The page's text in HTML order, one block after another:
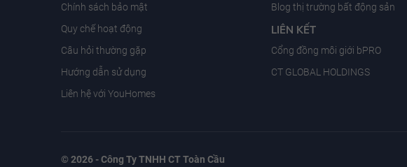
Chính sách bảo mật
Quy chế hoạt động
Câu hỏi thường gặp
Hướng dẫn sử dụng
Liên hệ với YouHomes
Blog thị trường bất động sản
LIÊN KẾT
Cổng đồng môi giới bPRO
CT GLOBAL HOLDINGS
© 2026 - Công Ty TNHH CT Toàn Cầu